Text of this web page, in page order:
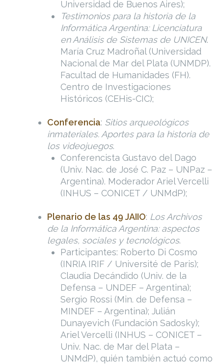
Universidad de Buenos Aires);
Testimonios para la historia de la
Informática Argentina: Licenciatura
en Análisis de Sistemas de UNICEN.
María Cruz Madroñal (Universidad
Nacional de Mar del Plata (UNMDP).
Facultad de Humanidades (FH).
Centro de Investigaciones
Históricos (CEHis-CIC);
Conferencia: Sitios arqueológicos
inmateriales. Aportes para la historia de
los videojuegos.
Conferencista Gustavo del Dago
(Univ. Nac. de José C. Paz – UNPaz –
Argentina). Moderador Ariel Vercelli
(INHUS – CONICET / UNMdP);
Plenario de las 49 JAIIO: Los Archivos
de la Informática Argentina: aspectos
legales, sociales y tecnológicos.
Participantes: Roberto Di Cosmo
(INRIA IRIF / Université de Paris);
Claudia Decándido (Univ. de la
Defensa – UNDEF – Argentina);
Sergio Rossi (Min. de Defensa –
MINDEF – Argentina); Julián
Dunayevich (Fundación Sadosky);
Ariel Vercelli (INHUS – CONICET –
Univ. Nac. de Mar del Plata –
UNMdP), quién también actuó como